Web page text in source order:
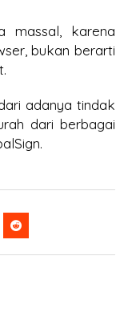
massal, karena
bukan berarti
adanya tindak
dari berbagai